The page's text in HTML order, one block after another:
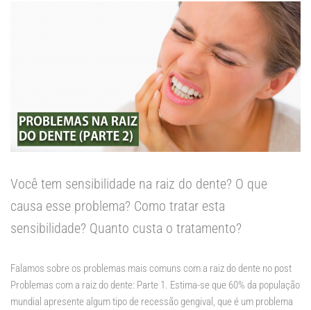
Você tem sensibilidade na raiz do dente? O que
causa esse problema? Como tratar esta
sensibilidade? Quanto custa o tratamento?
Falamos sobre os problemas mais comuns com a raiz do dente no post
Problemas com a raiz do dente: Parte 1 . Estima-se que 60% da população
mundial apresente algum tipo de recessão gengival, que é um problema